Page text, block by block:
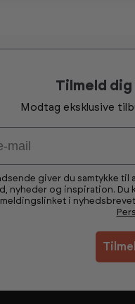
Tilmeld
Modtag eksklusive
giver du samtykke
nyheder og inspiration. Du
i